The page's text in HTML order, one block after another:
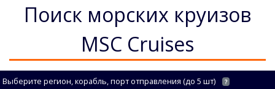
Поиск морских круизов
MSC Cruises
Выберите регион, корабль, порт отправления (до 5 шт) ?